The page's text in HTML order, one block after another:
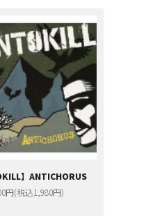
】ANTICHORUS
円(税込1,980円)